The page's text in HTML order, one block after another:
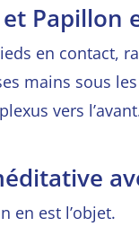
Papillon
en contact,
mains sous
vers
en est l’objet.